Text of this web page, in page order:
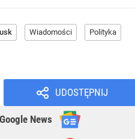
Wiadomości Polityka
UDOSTĘPNIJ
Google News